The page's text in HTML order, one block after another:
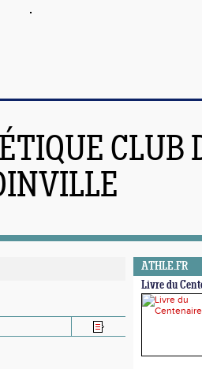
CLUB
ATHLE.FR
Livre du